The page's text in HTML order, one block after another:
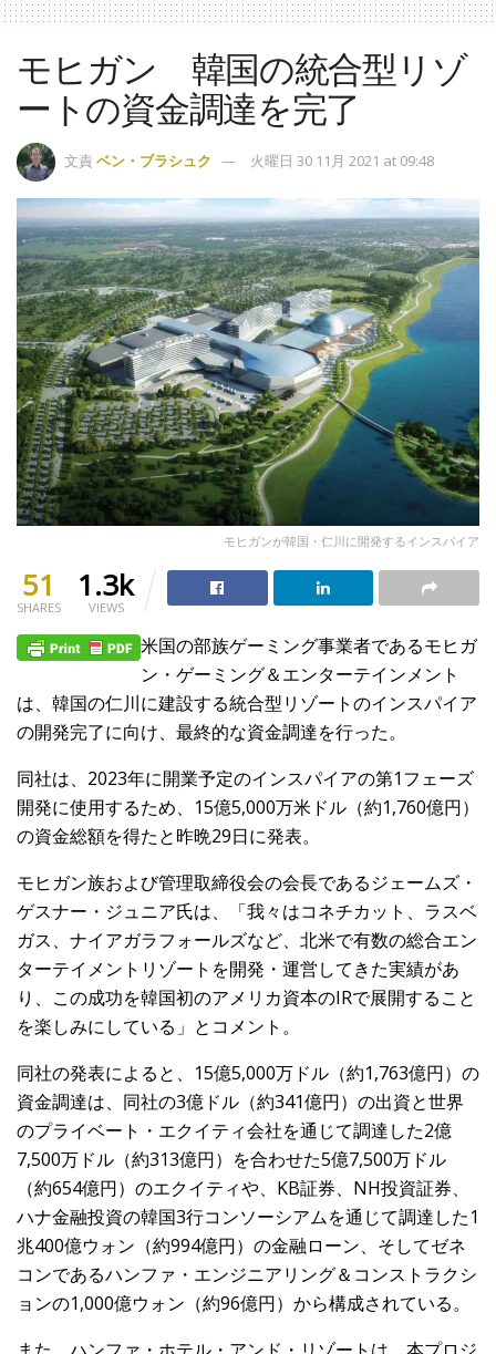
モヒガン 韓国の統合型リゾ
ートの資金調達を完了
文責 ベン・ブラシュク 火曜日 30 11月 2021 at 09:48
モヒガンが韓国・仁川に開発するインスパイア
51
SHARES
1.3k
VIEWS
米国の部族ゲーミング事業者であるモヒガ
ン・ゲーミング＆エンターテインメント
は、韓国の仁川に建設する統合型リゾートのインスパイア
の開発完了に向け、最終的な資金調達を行った。
同社は、2023年に開業予定のインスパイアの第1フェーズ
開発に使用するため、15億5,000万米ドル（約1,760億円）
の資金総額を得たと昨晩29日に発表。
モヒガン族および管理取締役会の会長であるジェームズ・
ゲスナー・ジュニア氏は、「我々はコネチカット、ラスベ
ガス、ナイアガラフォールズなど、北米で有数の総合エン
ターテイメントリゾートを開発・運営してきた実績があ
り、この成功を韓国初のアメリカ資本のIRで展開すること
を楽しみにしている」とコメント。
同社の発表によると、15億5,000万ドル（約1,763億円）の
資金調達は、同社の3億ドル（約341億円）の出資と世界
のプライベート・エクイティ会社を通じて調達した2億
7,500万ドル（約313億円）を合わせた5億7,500万ドル
（約654億円）のエクイティや、KB証券、NH投資証券、
ハナ金融投資の韓国3行コンソーシアムを通じて調達した1
兆400億ウォン（約994億円）の金融ローン、そしてゼネ
コンであるハンファ・エンジニアリング＆コンストラクシ
ョンの1,000億ウォン（約96億円）から構成されている。